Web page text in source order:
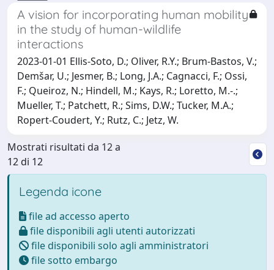
A vision for incorporating human mobility
in the study of human-wildlife
interactions
2023-01-01 Ellis-Soto, D.; Oliver, R.Y.; Brum-Bastos, V.;
Demšar, U.; Jesmer, B.; Long, J.A.; Cagnacci, F.; Ossi,
F.; Queiroz, N.; Hindell, M.; Kays, R.; Loretto, M.-.;
Mueller, T.; Patchett, R.; Sims, D.W.; Tucker, M.A.;
Ropert-Coudert, Y.; Rutz, C.; Jetz, W.
Mostrati risultati da 12 a
12 di 12
Legenda icone
file ad accesso aperto
file disponibili agli utenti autorizzati
file disponibili solo agli amministratori
file sotto embargo